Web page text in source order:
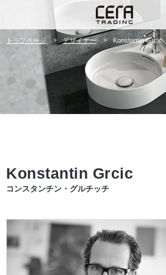
トップページ デザイナー Konstantin Grcic
Konstantin Grcic
コンスタンチン・グルチッチ